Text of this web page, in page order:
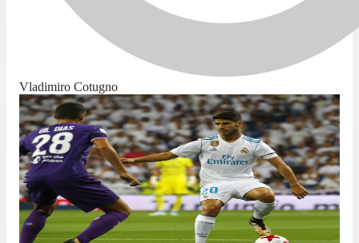
Vladimiro Cotugno